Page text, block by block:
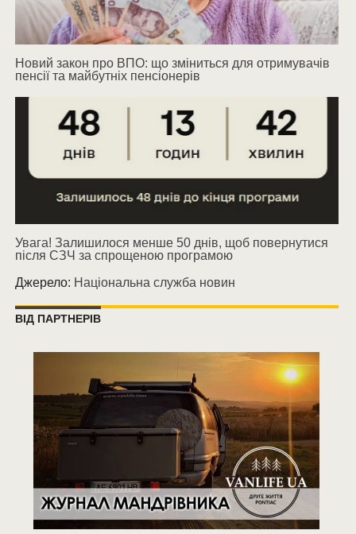
Новий закон про ВПО: що зміниться для отримувачів
пенсії та майбутніх пенсіонерів
Увага! Залишилося менше 50 днів, щоб повернутися
після СЗЧ за спрощеною програмою
Джерело: Національна служба новин
ВІД ПАРТНЕРІВ